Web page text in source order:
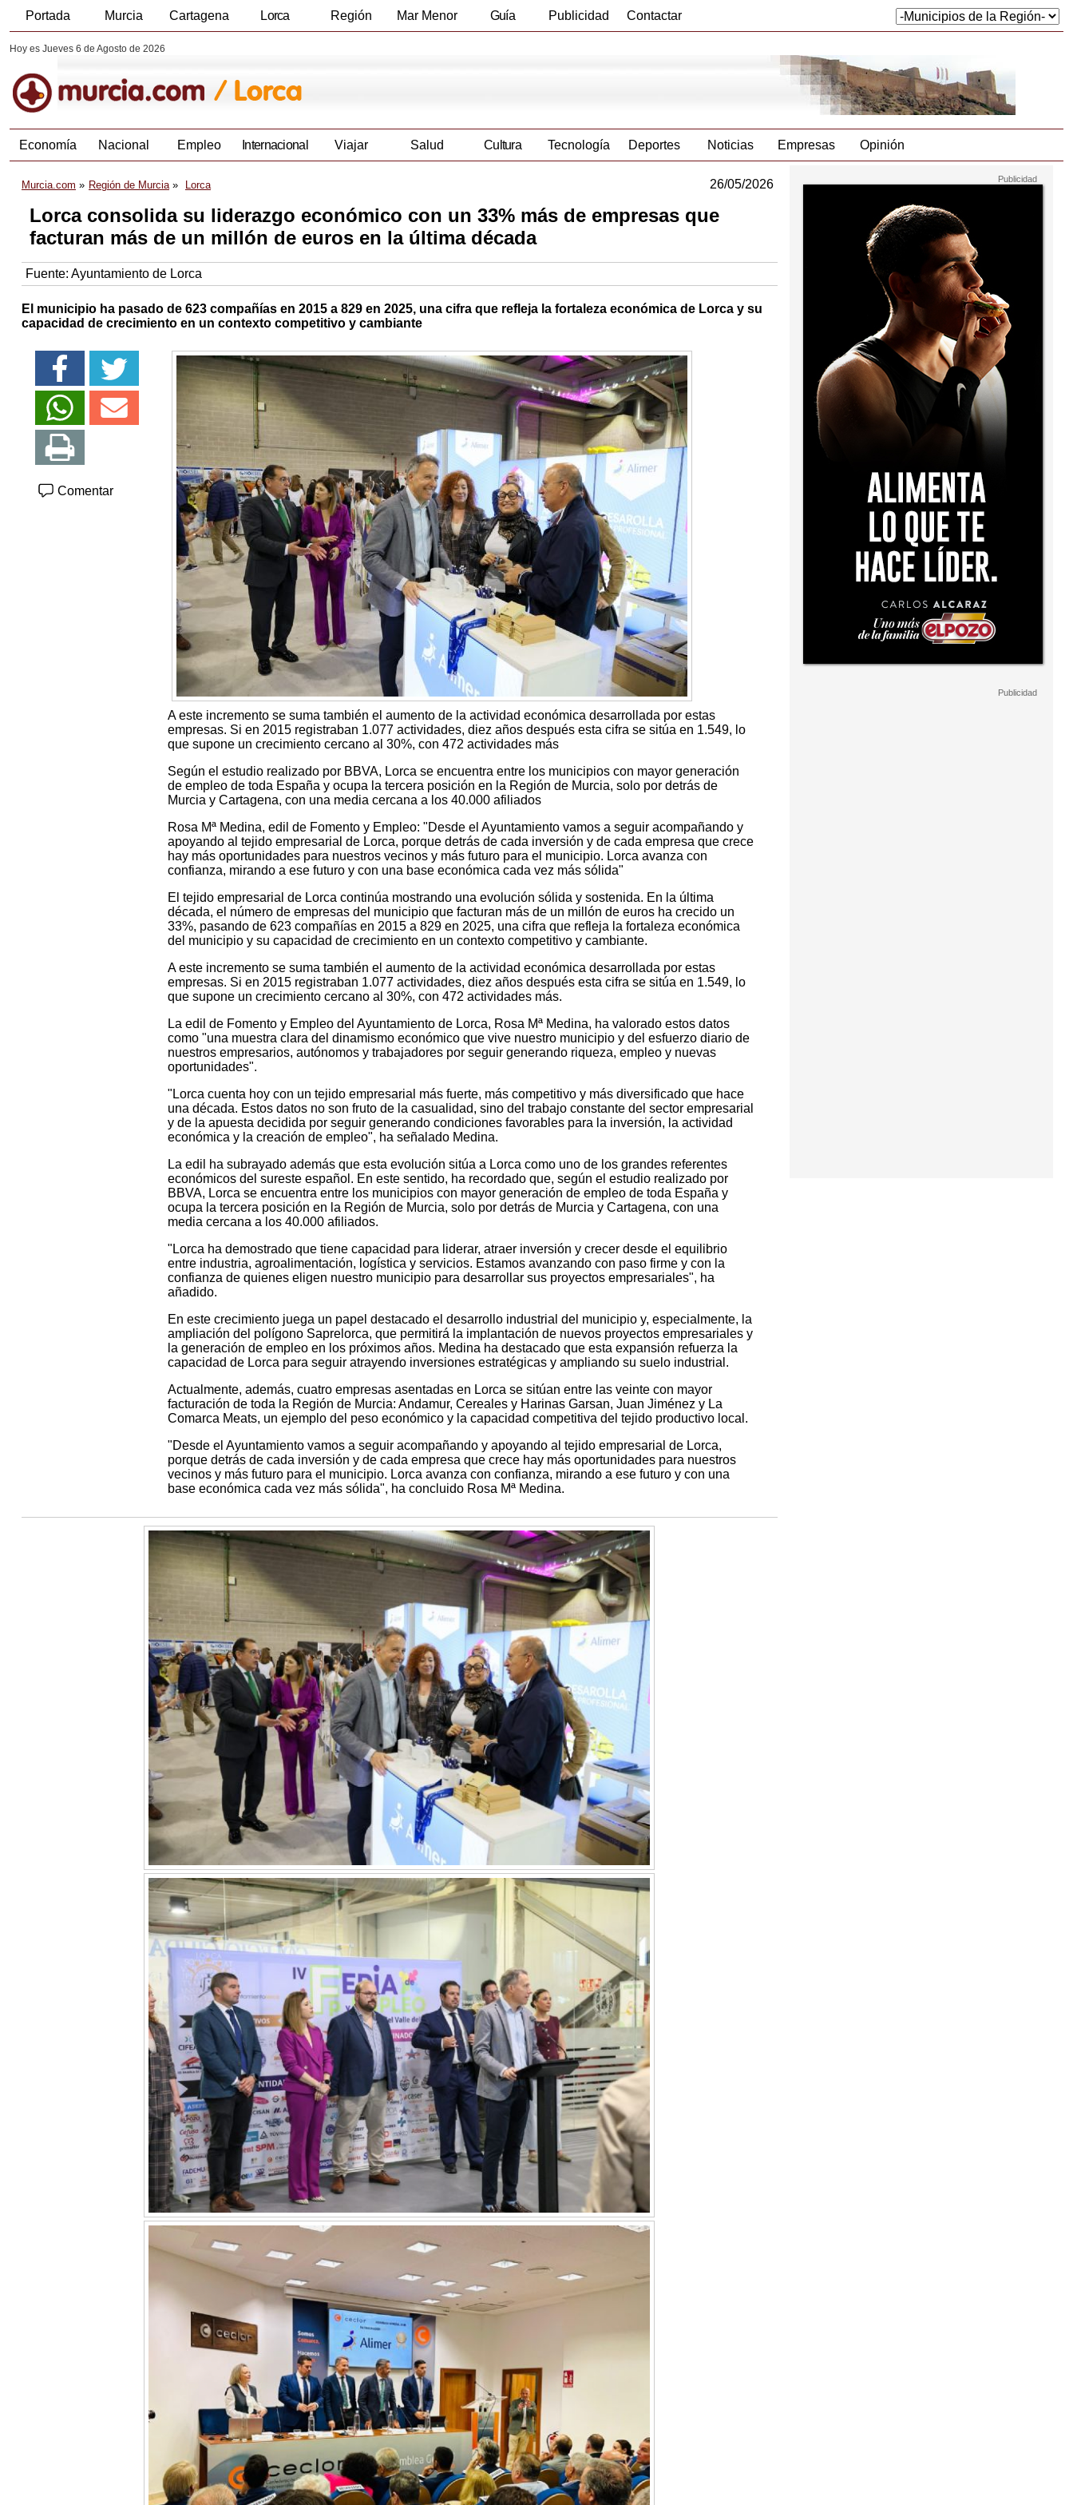
Portada Murcia Cartagena Lorca Región Mar Menor Guía Publicidad Contactar
Hoy es Jueves 6 de Agosto de 2026
Economía Nacional Empleo Internacional Viajar Salud Cultura Tecnología Deportes Noticias Empresas Opinión
Murcia.com Región de Murcia Lorca 26/05/2026
Lorca consolida su liderazgo económico con un 33% más de empresas que
facturan más de un millón de euros en la última década
Fuente: Ayuntamiento de Lorca
El municipio ha pasado de 623 compañías en 2015 a 829 en 2025, una cifra que refleja la fortaleza económica de Lorca y su
capacidad de crecimiento en un contexto competitivo y cambiante
Comentar
A este incremento se suma también el aumento de la actividad económica desarrollada por estas
empresas. Si en 2015 registraban 1.077 actividades, diez años después esta cifra se sitúa en 1.549, lo
que supone un crecimiento cercano al 30%, con 472 actividades más
Según el estudio realizado por BBVA, Lorca se encuentra entre los municipios con mayor generación
de empleo de toda España y ocupa la tercera posición en la Región de Murcia, solo por detrás de
Murcia y Cartagena, con una media cercana a los 40.000 afiliados
Rosa Mª Medina, edil de Fomento y Empleo: "Desde el Ayuntamiento vamos a seguir acompañando y
apoyando al tejido empresarial de Lorca, porque detrás de cada inversión y de cada empresa que crece
hay más oportunidades para nuestros vecinos y más futuro para el municipio. Lorca avanza con
confianza, mirando a ese futuro y con una base económica cada vez más sólida"
El tejido empresarial de Lorca continúa mostrando una evolución sólida y sostenida. En la última
década, el número de empresas del municipio que facturan más de un millón de euros ha crecido un
33%, pasando de 623 compañías en 2015 a 829 en 2025, una cifra que refleja la fortaleza económica
del municipio y su capacidad de crecimiento en un contexto competitivo y cambiante.
A este incremento se suma también el aumento de la actividad económica desarrollada por estas
empresas. Si en 2015 registraban 1.077 actividades, diez años después esta cifra se sitúa en 1.549, lo
que supone un crecimiento cercano al 30%, con 472 actividades más.
La edil de Fomento y Empleo del Ayuntamiento de Lorca, Rosa Mª Medina, ha valorado estos datos
como "una muestra clara del dinamismo económico que vive nuestro municipio y del esfuerzo diario de
nuestros empresarios, autónomos y trabajadores por seguir generando riqueza, empleo y nuevas
oportunidades".
"Lorca cuenta hoy con un tejido empresarial más fuerte, más competitivo y más diversificado que hace
una década. Estos datos no son fruto de la casualidad, sino del trabajo constante del sector empresarial
y de la apuesta decidida por seguir generando condiciones favorables para la inversión, la actividad
económica y la creación de empleo", ha señalado Medina.
La edil ha subrayado además que esta evolución sitúa a Lorca como uno de los grandes referentes
económicos del sureste español. En este sentido, ha recordado que, según el estudio realizado por
BBVA, Lorca se encuentra entre los municipios con mayor generación de empleo de toda España y
ocupa la tercera posición en la Región de Murcia, solo por detrás de Murcia y Cartagena, con una
media cercana a los 40.000 afiliados.
"Lorca ha demostrado que tiene capacidad para liderar, atraer inversión y crecer desde el equilibrio
entre industria, agroalimentación, logística y servicios. Estamos avanzando con paso firme y con la
confianza de quienes eligen nuestro municipio para desarrollar sus proyectos empresariales", ha
añadido.
En este crecimiento juega un papel destacado el desarrollo industrial del municipio y, especialmente, la
ampliación del polígono Saprelorca, que permitirá la implantación de nuevos proyectos empresariales y
la generación de empleo en los próximos años. Medina ha destacado que esta expansión refuerza la
capacidad de Lorca para seguir atrayendo inversiones estratégicas y ampliando su suelo industrial.
Actualmente, además, cuatro empresas asentadas en Lorca se sitúan entre las veinte con mayor
facturación de toda la Región de Murcia: Andamur, Cereales y Harinas Garsan, Juan Jiménez y La
Comarca Meats, un ejemplo del peso económico y la capacidad competitiva del tejido productivo local.
"Desde el Ayuntamiento vamos a seguir acompañando y apoyando al tejido empresarial de Lorca,
porque detrás de cada inversión y de cada empresa que crece hay más oportunidades para nuestros
vecinos y más futuro para el municipio. Lorca avanza con confianza, mirando a ese futuro y con una
base económica cada vez más sólida", ha concluido Rosa Mª Medina.